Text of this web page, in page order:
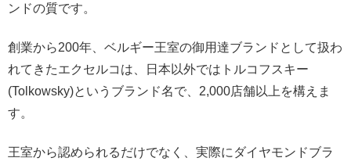
ンドの質です。
創業から200年、ベルギー王室の御用達ブランドとして扱わ
れてきたエクセルコは、日本以外ではトルコフスキー
(Tolkowsky)というブランド名で、2,000店舗以上を構えま
す。
王室から認められるだけでなく、実際にダイヤモンドブラ